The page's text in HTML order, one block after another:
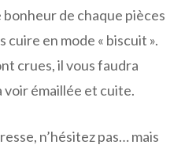
de chaque pièces
cuire en mode « biscuit ».
crues, il vous faudra
émaillée et cuite.
n’hésitez pas… mais